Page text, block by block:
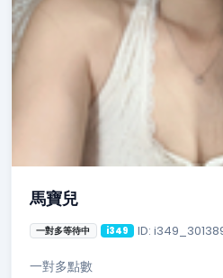
馬寶兒
一對多等待中 i349 ID:
一對多點數